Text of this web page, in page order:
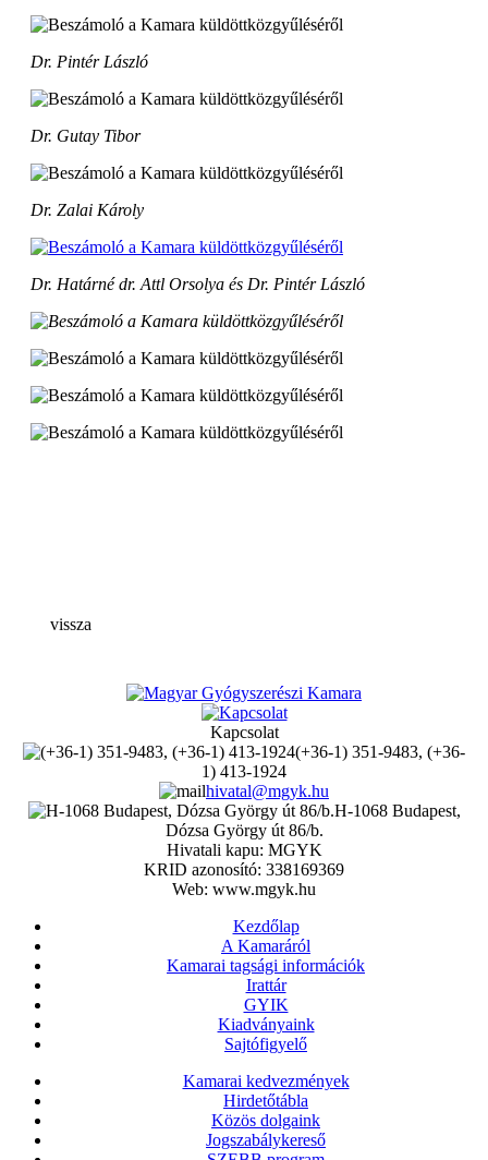
Dr. Pintér László
Dr. Gutay Tibor
Dr. Zalai Károly
Dr. Határné dr. Attl Orsolya és Dr. Pintér László
vissza
Kapcsolat
(+36-1) 351-9483, (+36-
1) 413-1924
hivatal@mgyk.hu
H-1068 Budapest,
Dózsa György út 86/b.
Hivatali kapu: MGYK
KRID azonosító: 338169369
Web: www.mgyk.hu
Kezdőlap
A Kamaráról
Kamarai tagsági információk
Irattár
GYIK
Kiadványaink
Sajtófigyelő
Kamarai kedvezmények
Hirdetőtábla
Közös dolgaink
Jogszabálykereső